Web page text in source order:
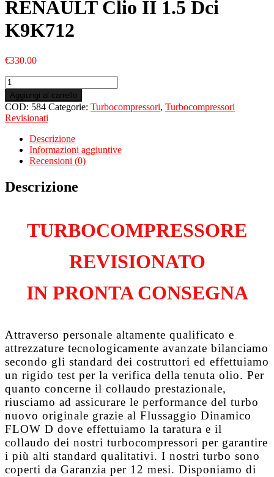
RENAULT Clio II 1.5 Dci
K9K712
€330.00
Turbo
Revisionato
per
RENAULT
Clio
K9K712
quantità
Aggiungi al carrello
COD: 584 Categorie: Turbocompressori, Turbocompressori
Revisionati
Descrizione
Informazioni aggiuntive
Recensioni (0)
Descrizione
TURBOCOMPRESSORE
REVISIONATO
IN PRONTA CONSEGNA
Attraverso personale altamente qualificato e
attrezzature tecnologicamente avanzate bilanciamo
secondo gli standard dei costruttori ed effettuiamo
un rigido test per la verifica della tenuta olio. Per
quanto concerne il collaudo prestazionale,
riusciamo ad assicurare le performance del turbo
nuovo originale grazie al Flussaggio Dinamico
FLOW D dove effettuiamo la taratura e il
collaudo dei nostri turbocompressori per garantire
i più alti standard qualitativi. I nostri turbo sono
coperti da Garanzia per 12 mesi. Disponiamo di